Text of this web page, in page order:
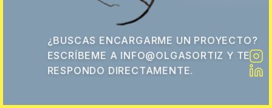
¿BUSCAS ENCARGARME UN PROYECTO?
ESCRÍBEME A INFO@OLGASORTIZ Y TE
RESPONDO DIRECTAMENTE.